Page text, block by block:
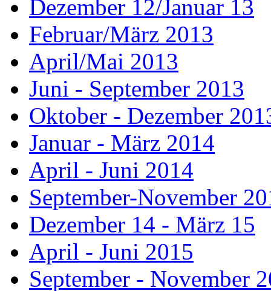
Dezember 12/Januar 13
Februar/März 2013
April/Mai 2013
Juni - September 2013
Oktober - Dezember
Januar - März 2014
April - Juni 2014
September-November
Dezember 14 - März 15
April - Juni 2015
September - November